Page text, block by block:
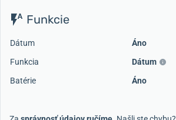
Funkcie
Dátum
Áno
Funkcia
Dátum
Batérie
Áno